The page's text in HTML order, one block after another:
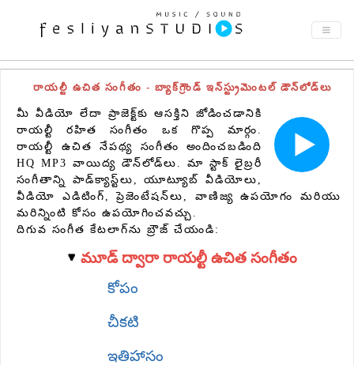
రాయల్టీ ఉచిత సంగీతం - బ్యాక్‌గ్రౌండ్ ఇన్‌స్ట్రుమెంటల్ డౌన్‌లోడ్‌లు
మీ వీడియో లేదా ప్రాజెక్ట్‌కు ఆసక్తిని జోడించడానికి
రాయల్టీ రహిత సంగీతం ఒక గొప్ప మార్గం.
రాయల్టీ ఉచిత నేపథ్య సంగీతం అందించబడింది
HQ MP3 వాయిద్య డౌన్‌లోడ్‌లు. మా స్టాక్ లైబ్రరీ
సంగీతాన్ని పాడ్‌క్యాస్ట్‌లు, యూట్యూబ్ వీడియోలు,
వీడియో ఎడిటింగ్, ప్రెజెంటేషన్‌లు, వాణిజ్య ఉపయోగం మరియు
మరిన్నింటి కోసం ఉపయోగించవచ్చు.
దిగువ సంగీత కేటలాగ్‌ను బ్రౌజ్ చేయండి:
మూడ్ ద్వారా రాయల్టీ ఉచిత సంగీతం
కోపం
చీకటి
ఇతిహాసం